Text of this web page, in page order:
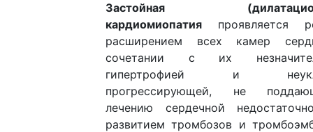
Застойная
кардиомиопатия проявляется
расширением всех камер
сочетании с их
гипертрофией и
прогрессирующей, не
лечению сердечной
развитием тромбозов и